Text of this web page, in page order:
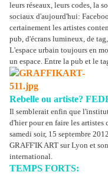
leurs réseaux, leurs codes, la
sociaux d'aujourd'hui:
certainement les artistes
pub, d'écrans lumineux, de
L'espace urbain toujours en
un espace. Entre la pub et le
Rebelle ou artiste?
Il semblerait enfin que
d'hier pour en faire les
samedi soir, 15 septembre
GRAFF'IK ART sur Lyon et
international.
TEMPS FORTS: